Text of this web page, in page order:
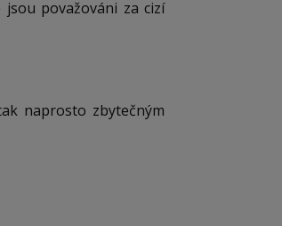
považováni za cizí
naprosto zbytečným